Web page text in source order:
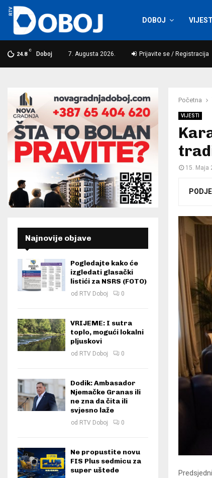
DOBOJ VIJESTI
24.8
C
Doboj 7. Augusta 2026. Prijavite se / Registracija
Početna
VIJESTI
15. Maja
Najnovije objave
Pogledajte kako će
izgledati glasački
listići za NSRS (FOTO)
od RTV Doboj 0
VRIJEME: I sutra
toplo, mogući lokalni
pljuskovi
od RTV Doboj 0
Dodik: Ambasador
Njemačke Granas ili
ne zna da čita ili
svjesno laže
od RTV Doboj 0
Ne propustite novu
FIS Plus sedmicu za
super uštede